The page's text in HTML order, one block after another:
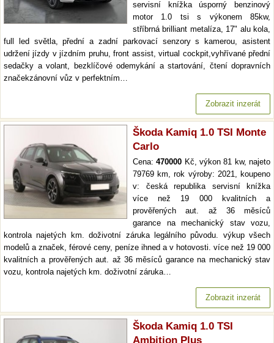
servisní knížka úsporný benzinový
motor 1.0 tsi s výkonem 85kw,
stříbrná brilliant metalíza, 17" alu kola,
full led světla, přední a zadní parkovací senzory s kamerou, asistent
udržení jízdy v jízdním pruhu, front assist, virtual cockpit,vyhřívané přední
sedačky a volant, bezklíčové odemykání a startování, čtení dopravních
značekzánovní vůz v perfektním…
Zobrazit inzerát
Škoda Kamiq 1.0 TSI Monte
Carlo
Cena:470000 Kč, výkon 81 kw, najeto
79769 km, rok výroby: 2021, koupeno
v: česká republika servisní knížka
více než 19 000 kvalitních a
prověřených aut. až 36 měsíců
garance na mechanický stav vozu,
kontrola najetých km. doživotní záruka legálního původu. výkup všech
modelů a značek, férové ceny, peníze ihned a v hotovosti. více než 19 000
kvalitních a prověřených aut. až 36 měsíců garance na mechanický stav
vozu, kontrola najetých km. doživotní záruka…
Zobrazit inzerát
Škoda Kamiq 1.0 TSI
Ambition Plus